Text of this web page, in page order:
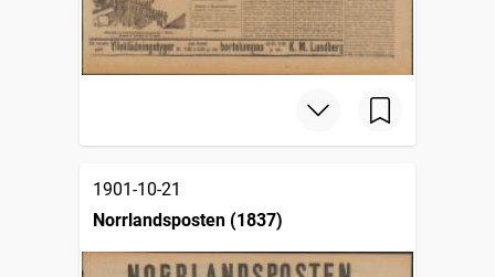
1901-10-21
Norrlandsposten (1837)